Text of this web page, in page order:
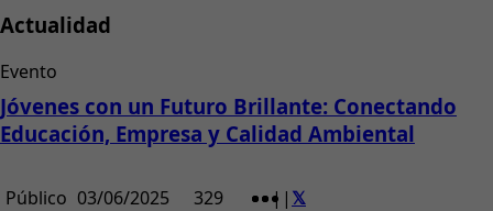
Actualidad
Evento
Jóvenes con un Futuro Brillante: Conectando
Educación, Empresa y Calidad Ambiental
Público 03/06/2025 329 | |